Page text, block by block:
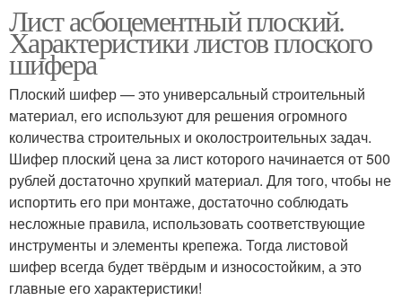
Лист асбоцементный плоский.
Характеристики листов плоского
шифера
Плоский шифер — это универсальный строительный
материал, его используют для решения огромного
количества строительных и околостроительных задач.
Шифер плоский цена за лист которого начинается от 500
рублей достаточно хрупкий материал. Для того, чтобы не
испортить его при монтаже, достаточно соблюдать
несложные правила, использовать соответствующие
инструменты и элементы крепежа. Тогда листовой
шифер всегда будет твёрдым и износостойким, а это
главные его характеристики!